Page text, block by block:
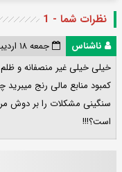
نظرات شما - 1
ناشناس
جمعه ۱۸ اردیبهشت ۱۴۰۵ ۰۲:۰۷:۰۱
خیلی خیلی غیر منصفانه و
کمبود منابع مالی رنج
سنگینی مشکلات را بر دوش
است؟!!!